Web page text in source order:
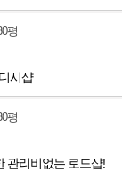
평
시샵
평
관리비없는 로드샵!